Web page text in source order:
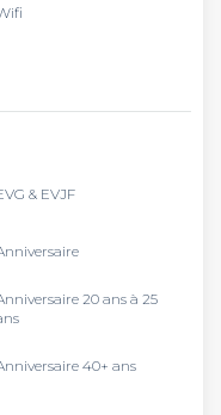
& EVJF
20 ans à 25
40+ ans